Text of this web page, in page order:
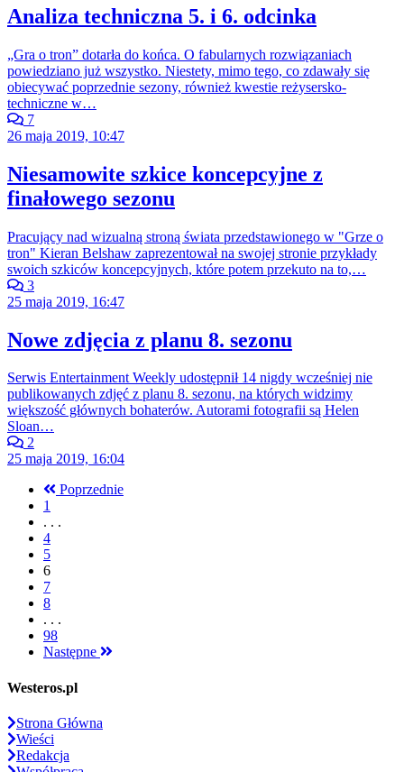
Analiza techniczna 5. i 6. odcinka
„Gra o tron” dotarła do końca. O fabularnych rozwiązaniach
powiedziano już wszystko. Niestety, mimo tego, co zdawały się
obiecywać poprzednie sezony, również kwestie reżysersko-
techniczne w…
7
26 maja 2019, 10:47
Niesamowite szkice koncepcyjne z
finałowego sezonu
Pracujący nad wizualną stroną świata przedstawionego w "Grze o
tron" Kieran Belshaw zaprezentował na swojej stronie przykłady
swoich szkiców koncepcyjnych, które potem przekuto na to,…
3
25 maja 2019, 16:47
Nowe zdjęcia z planu 8. sezonu
Serwis Entertainment Weekly udostępnił 14 nigdy wcześniej nie
publikowanych zdjęć z planu 8. sezonu, na których widzimy
większość głównych bohaterów. Autorami fotografii są Helen
Sloan…
2
25 maja 2019, 16:04
Poprzednie
1
. . .
4
5
6
7
8
. . .
98
Następne
Westeros.pl
Strona Główna
Wieści
Redakcja